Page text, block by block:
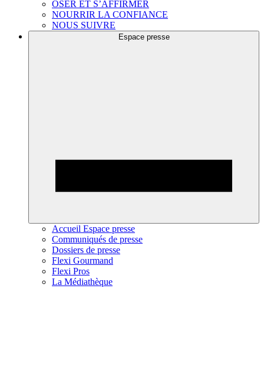
OSER ET S’AFFIRMER
NOURRIR LA CONFIANCE
NOUS SUIVRE
Espace presse
Accueil Espace presse
Communiqués de presse
Dossiers de presse
Flexi Gourmand
Flexi Pros
La Médiathèque